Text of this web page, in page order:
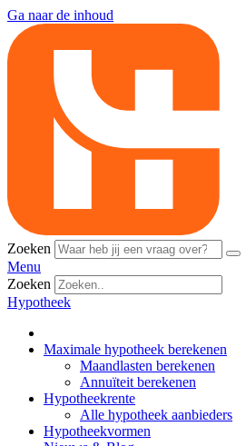
Ga naar de inhoud
Zoeken
Menu
Zoeken
Hypotheek
Maximale hypotheek berekenen
Maandlasten berekenen
Annuïteit berekenen
Hypotheekrente
Alle hypotheek aanbieders
Hypotheekvormen